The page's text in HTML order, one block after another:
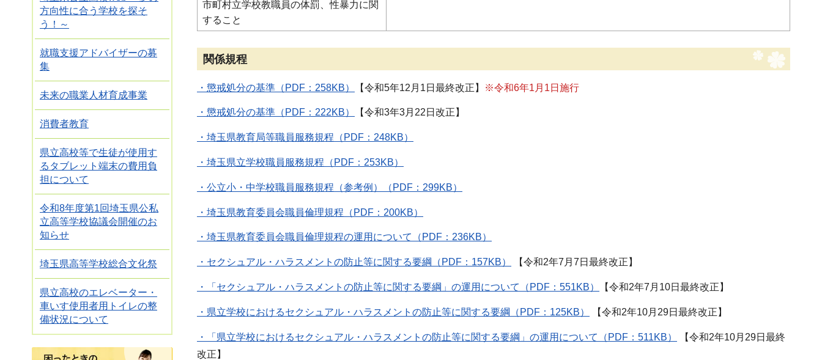
方向性に合う学校を探そ
う！～
就職支援アドバイザーの募
集
未来の職業人材育成事業
消費者教育
県立高校等で生徒が使用す
るタブレット端末の費用負
担について
令和8年度第1回埼玉県公私
立高等学校協議会開催のお
知らせ
埼玉県高等学校総合文化祭
県立高校のエレベーター・
車いす使用者用トイレの整
備状況について
困ったときの相談窓口
市町村立学校教職員の体罰、性暴力に関
すること
関係規程
・懲戒処分の基準（PDF：258KB） 【令和5年12月1日最終改正】 ※令和6年1月1日施行
・懲戒処分の基準（PDF：222KB） 【令和3年3月22日改正】
・埼玉県教育局等職員服務規程（PDF：248KB）
・埼玉県立学校職員服務規程（PDF：253KB）
・公立小・中学校職員服務規程（参考例）（PDF：299KB）
・埼玉県教育委員会職員倫理規程（PDF：200KB）
・埼玉県教育委員会職員倫理規程の運用について（PDF：236KB）
・セクシュアル・ハラスメントの防止等に関する要綱（PDF：157KB） 【令和2年7月7日最終改正】
・「セクシュアル・ハラスメントの防止等に関する要綱」の運用について（PDF：551KB） 【令和2年7月10日最終改正】
・県立学校におけるセクシュアル・ハラスメントの防止等に関する要綱（PDF：125KB） 【令和2年10月29日最終改正】
・「県立学校におけるセクシュアル・ハラスメントの防止等に関する要綱」の運用について（PDF：511KB）
【令和2年10月29日最終
改正】